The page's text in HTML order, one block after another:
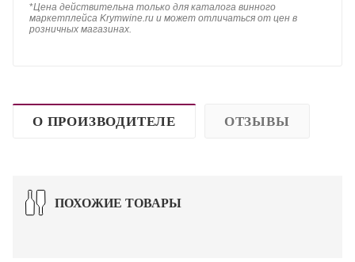
*Цена действительна только для каталога винного
маркетплейса Krymwine.ru и может отличаться от цен в
розничных магазинах.
О ПРОИЗВОДИТЕЛЕ ОТЗЫВЫ
ПОХОЖИЕ ТОВАРЫ